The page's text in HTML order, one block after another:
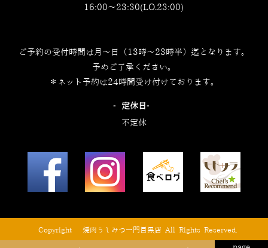
16:00～23:30(LO.23:00)
ご予約の受付時間は月～日（13時～23時半）迄となります。
予めご了承ください。
＊ネット予約は24時間受け付けております。
‐定休日‐
不定休
© Copyright © 焼肉うしみつ一門目黒店 All Rights Reserved.